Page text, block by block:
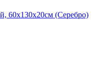
60х130х20см (Серебро)